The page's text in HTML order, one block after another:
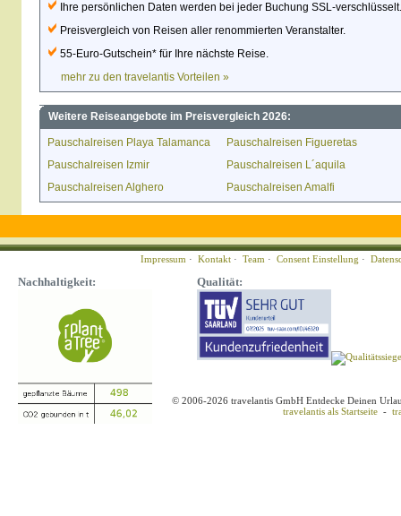
Ihre persönlichen Daten werden bei jeder Buchung SSL-verschlüsselt.
Preisvergleich von Reisen aller renommierten Veranstalter.
55-Euro-Gutschein* für Ihre nächste Reise.
mehr zu den travelantis Vorteilen »
Weitere Reiseangebote im Preisvergleich 2026:
Pauschalreisen Playa Talamanca
Pauschalreisen Figueretas
Pauschalreisen Izmir
Pauschalreisen L´aquila
Pauschalreisen Alghero
Pauschalreisen Amalfi
Impressum · Kontakt · Team · Consent Einstellung ·
Nachhaltigkeit: Qualität:
© 2006-2026 travelantis GmbH Entdecke Deinen
travelantis als Startseite -